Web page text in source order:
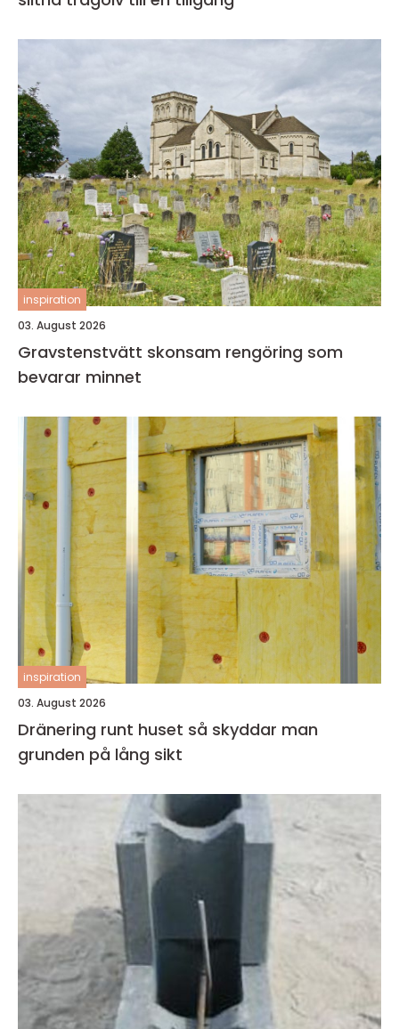
inspiration
03. August 2026
Gravstenstvätt skonsam rengöring som
bevarar minnet
inspiration
03. August 2026
Dränering runt huset så skyddar man
grunden på lång sikt